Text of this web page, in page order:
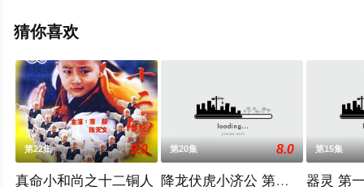
剧，手机免费在线观看高清无删减完整版电视剧全集就上
或剧情网等平台了解。
猜你喜欢
第22集 9.0
真命小和尚之十二铜人
第20集 8.0
降龙伏虎小济公 第一季
第15集
器灵 第